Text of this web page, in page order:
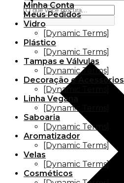
Minha Conta
Meus Pedidos
Vidro
[Dynamic Terms]
Plástico
[Dynamic Terms]
Tampas e Válvulas
[Dynamic Terms]
Decoração e Acessórios
[Dynamic Terms]
Linha Vegana
[Dynamic Terms]
Saboaria
[Dynamic Terms]
Aromatizador
[Dynamic Terms]
Velas
[Dynamic Terms]
Cosméticos